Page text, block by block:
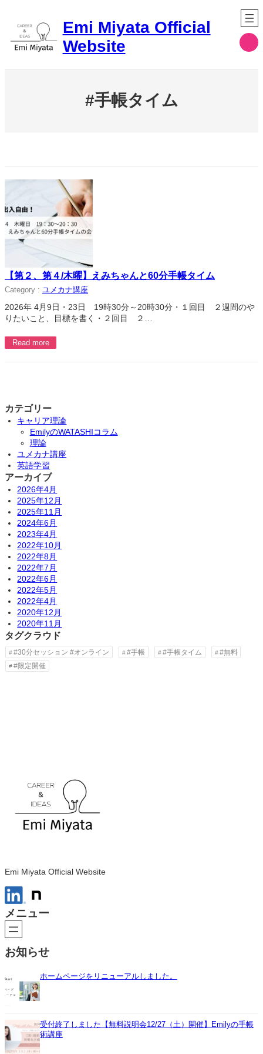
ス
Emi Miyata Official
Website
ア
イ
コ
リ
#手帳タイム
【第２、第４/木曜】えみちゃんと60分手帳タイム
Category : ユメカナ講座
2026年 4月9日・23日 19時30分～20時30分・１回目 ２週間のや
りたいこと、目標を書く・２回目 ２…
Read more
カテゴリー
キャリア理論
EmilyのWATASHIコラム
理論
ユメカナ講座
英語学習
アーカイブ
2026年4月
2025年12月
2025年11月
2024年6月
2023年4月
2022年10月
2022年8月
2022年7月
2022年6月
2022年5月
2022年4月
2020年12月
2020年11月
タグクラウド
#30分セッション #オンライン #手帳 #手帳タイム
#無料
#限定開催
Emi Miyata Official Website
メニュー
お知らせ
ホームページをリニューアルしました。
受付終了しました【無料説明会12/27（土）開催】Emilyの手帳
術講座